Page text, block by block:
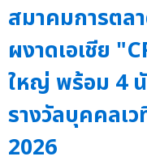
สมาคมการตล
ผงาดเอเชีย
ใหญ่ พร้อม 4
รางวัลบุคคลเ
2026